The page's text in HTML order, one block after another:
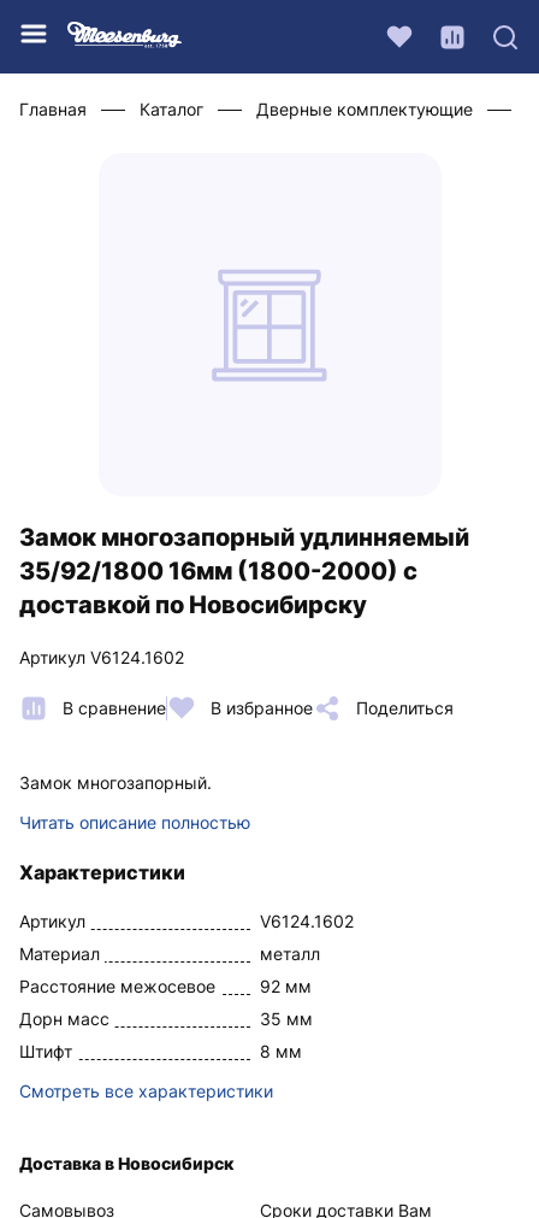
Главная Каталог Дверные комплектующие
Замок многозапорный удлинняемый
35/92/1800 16мм (1800-2000) с
доставкой по Новосибирску
Артикул V6124.1602
В сравнение В избранное Поделиться
Замок многозапорный.
Читать описание полностью
Характеристики
Артикул
V6124.1602
Материал
металл
Расстояние межосевое
92 мм
Дорн масс
35 мм
Штифт
8 мм
Смотреть все характеристики
Доставка в Новосибирск
Самовывоз
Сроки доставки Вам